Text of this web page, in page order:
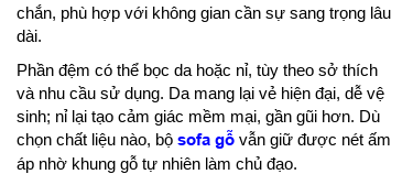
chắn, phù hợp với không gian cần sự sang trọng lâu
dài.
Phần đệm có thể bọc da hoặc nỉ, tùy theo sở thích
và nhu cầu sử dụng. Da mang lại vẻ hiện đại, dễ vệ
sinh; nỉ lại tạo cảm giác mềm mại, gần gũi hơn. Dù
chọn chất liệu nào, bộ sofa gỗ vẫn giữ được nét ấm
áp nhờ khung gỗ tự nhiên làm chủ đạo.